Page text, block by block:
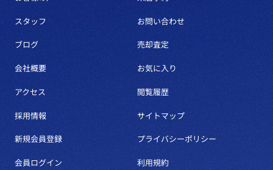
スタッフ
ブログ
会社概要
アクセス
採用情報
新規会員登録
会員ログイン
お問い合わせ
売却査定
お気に入り
閲覧履歴
サイトマップ
プライバシーポリシー
利用規約